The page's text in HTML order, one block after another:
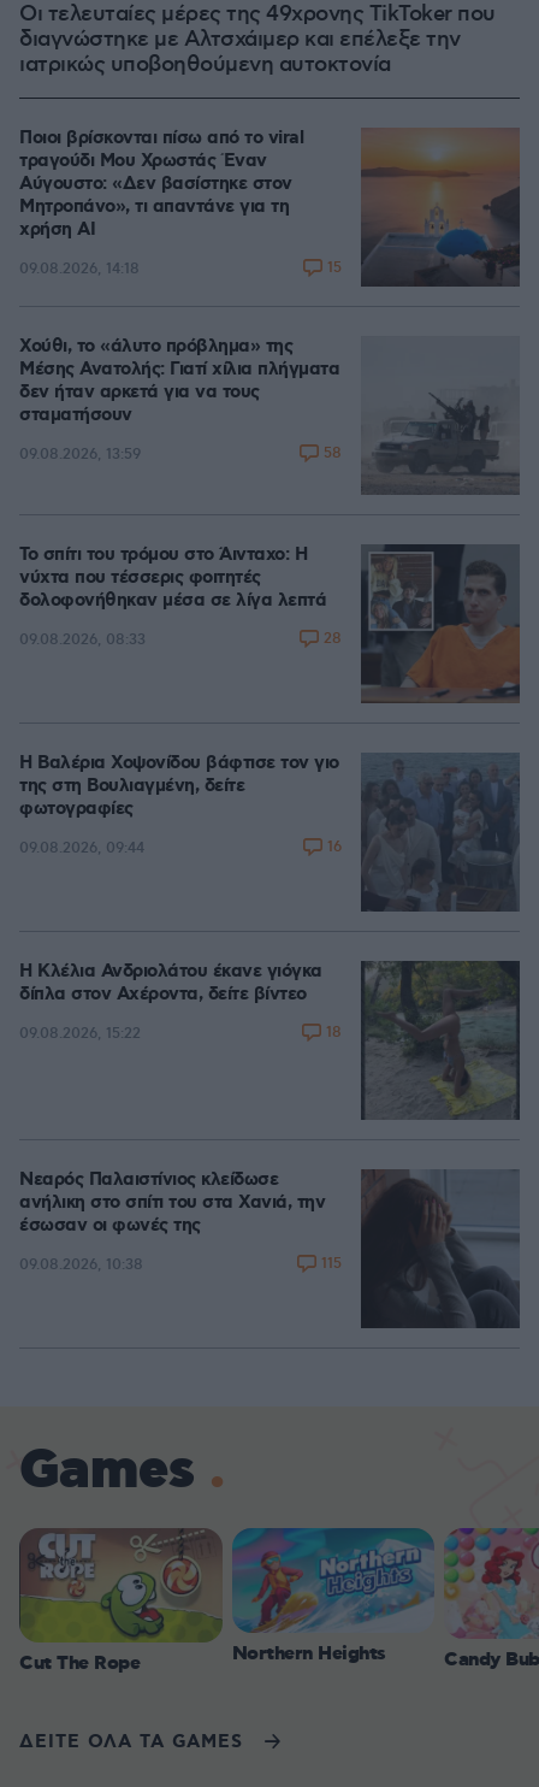
Οι τελευταίες μέρες της 49χρονης TikToker που
διαγνώστηκε με Αλτσχάιμερ και επέλεξε την
ιατρικώς υποβοηθούμενη αυτοκτονία
Ποιοι βρίσκονται πίσω από το viral
τραγούδι Μου Χρωστάς Έναν
Αύγουστο: «Δεν βασίστηκε στον
Μητροπάνο», τι απαντάνε για τη
χρήση AI
09.08.2026, 14:18 15
Χούθι, το «άλυτο πρόβλημα» της
Μέσης Ανατολής: Γιατί χίλια πλήγματα
δεν ήταν αρκετά για να τους
σταματήσουν
09.08.2026, 13:59 58
Το σπίτι του τρόμου στο Άινταχο: Η
νύχτα που τέσσερις φοιτητές
δολοφονήθηκαν μέσα σε λίγα λεπτά
09.08.2026, 08:33 28
Η Βαλέρια Χοψονίδου βάφτισε τον γιο
της στη Βουλιαγμένη, δείτε
φωτογραφίες
09.08.2026, 09:44 16
Η Κλέλια Ανδριολάτου έκανε γιόγκα
δίπλα στον Αχέροντα, δείτε βίντεο
09.08.2026, 15:22 18
Νεαρός Παλαιστίνιος κλείδωσε
ανήλικη στο σπίτι του στα Χανιά, την
έσωσαν οι φωνές της
09.08.2026, 10:38 115
Games
Cut The Rope Northern Heights Candy
ΔΕΙΤΕ ΟΛΑ ΤΑ GAMES